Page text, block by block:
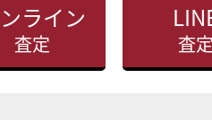
ライン
査定 査定